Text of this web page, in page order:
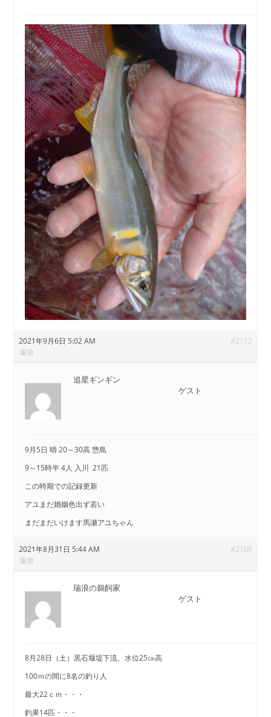
2021年9月6日 5:02 AM #2112
返信
追星ギンギン
ゲスト
9月5日 晴 20～30高 惣島
9～15時半 4人 入川 21匹
この時期での記録更新
アユまだ婚姻色出ず若い
まだまだいけます馬瀬アユちゃん
2021年8月31日 5:44 AM #2106
返信
瑞浪の鵜飼家
ゲスト
8月28日（土）黒石堰堤下流、水位25㎝高
100ｍの間に8名の釣り人
最大22ｃｍ・・・
釣果14匹・・・